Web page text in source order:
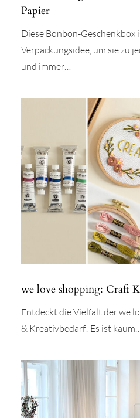
Papier
Diese Bonbon-Geschenkbox
Verpackungsidee, um sie zu
und immer…
we love shopping: Craft
Entdeckt die Vielfalt der we
& Kreativbedarf! Es ist